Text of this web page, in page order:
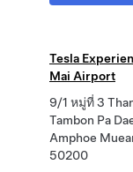
Tesla
Mai Airport
9/1 หมู่ที่ 3
Tambon Pa
Amphoe
50200